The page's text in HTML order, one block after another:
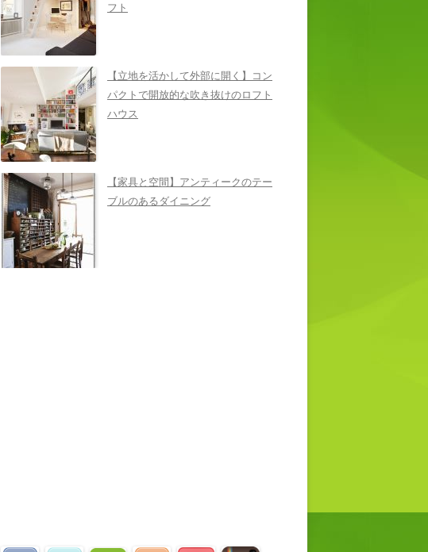
フト
【立地を活かして外部に開く】コン
パクトで開放的な吹き抜けのロフト
ハウス
【家具と空間】アンティークのテー
ブルのあるダイニング